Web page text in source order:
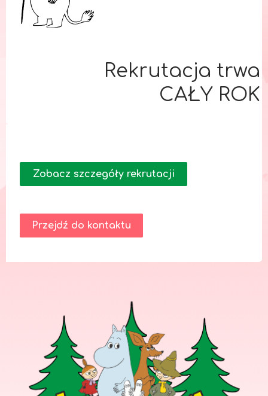
Rekrutacja trwa
CAŁY ROK
Zobacz szczegóły rekrutacji
Przejdź do kontaktu